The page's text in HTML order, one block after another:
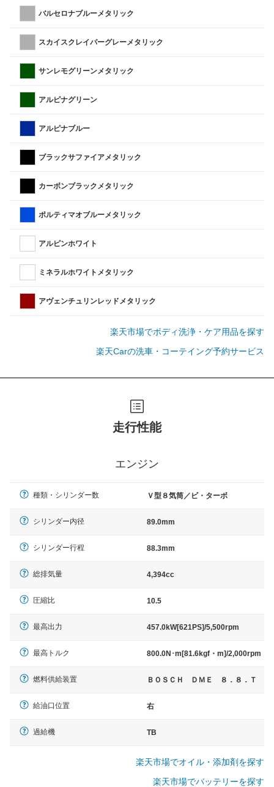
バルセロナブルーメタリック
スカイスクレイパーグレーメタリック
サンレモグリーンメタリック
アルピナグリーン
アルピナブルー
ブラックサファイアメタリック
カーボンブラックメタリック
ポルティマオブルーメタリック
アルピンホワイト
ミネラルホワイトメタリック
アヴェンチュリンレッドメタリック
楽天市場でボディ洗浄・ケア用品を探す
楽天Carの洗車・コーテイング予約サービス
走行性能
エンジン
種類・シリンダー数 Ｖ型８気筒／ビ・ターボ
シリンダー内径 89.0mm
シリンダー行程 88.3mm
総排気量 4,394cc
圧縮比 10.5
最高出力 457.0kW[621PS]/5,500rpm
最高トルク 800.0N･m[81.6kgf・m]/2,000rpm
燃料供給装置 ＢＯＳＣＨ ＤＭＥ ８．８．Ｔ
給油口位置 右
過給機 TB
楽天市場でオイル・添加剤を探す
楽天市場でバッテリーを探す